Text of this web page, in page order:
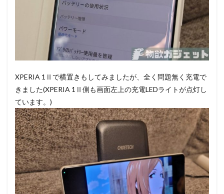
XPERIA 1Ⅱで横置きもしてみましたが、全く問題無く充電で
きました(XPERIA 1Ⅱ側も画面左上の充電LEDライトが点灯し
ています。)